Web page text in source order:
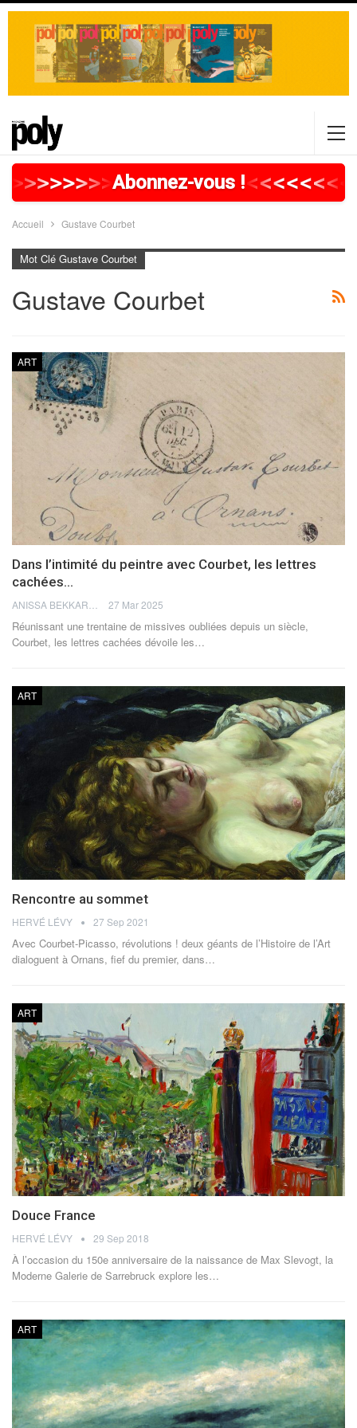
>>>>>>>>>>>>>>>>>
Abonnez-vous !<<<<<<<<
Accueil Gustave Courbet
Mot Clé Gustave Courbet
Gustave Courbet
ART
Dans l’intimité du peintre avec Courbet, les lettres
cachées…
27 Mar 2025
Réunissant une trentaine de missives oubliées depuis un siècle,
Courbet, les lettres cachées dévoile les…
ART
Rencontre au sommet
HERVÉ LÉVY 27 Sep 2021
Avec Courbet-Picasso, révolutions ! deux géants de l’Histoire de l’Art
dialoguent à Ornans, fief du premier, dans…
ART
Douce France
HERVÉ LÉVY 29 Sep 2018
À l’occasion du 150e anniversaire de la naissance de Max Slevogt, la
Moderne Galerie de Sarrebruck explore les…
ART